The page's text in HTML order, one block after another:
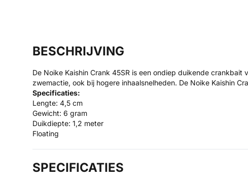
BESCHRIJVING
De Noike Kaishin Crank 45SR is een ondiep duikende
zwemactie, ook bij hogere inhaalsnelheden. De Noike Kaishin
Specificaties:
Lengte: 4,5 cm
Gewicht: 6 gram
Duikdiepte: 1,2 meter
Floating
SPECIFICATIES